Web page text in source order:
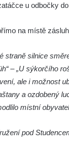
Újezdě
a K
ve Velešíně
u odbočky
na místě
straně silnice
– „U sýkorčího
ale i možnost
a ozdobený
místní
pod